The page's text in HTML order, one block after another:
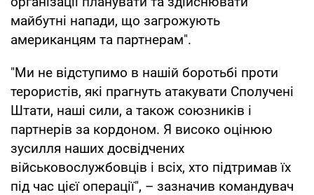
майбутні напади, що загрожують
американцям та партнерам".
"Ми не відступимо в нашій боротьбі проти
терористів, які прагнуть атакувати Сполучені
Штати, наші сили, а також союзників і
партнерів за кордоном. Я високо оцінюю
зусилля наших досвідчених
військовослужбовців і всіх, хто підтримав їх
під час цієї операції", – зазначив командувач